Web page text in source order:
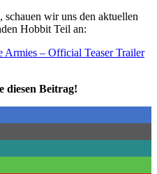
wir uns den aktuellen
Hobbit Teil an:
– Official Teaser Trailer
diesen Beitrag!